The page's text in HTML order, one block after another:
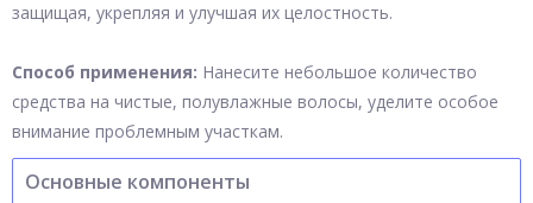
защищая, укрепляя и улучшая их целостность.
Способ применения: Нанесите небольшое количество
средства на чистые, полувлажные волосы, уделите особое
внимание проблемным участкам.
Основные компоненты